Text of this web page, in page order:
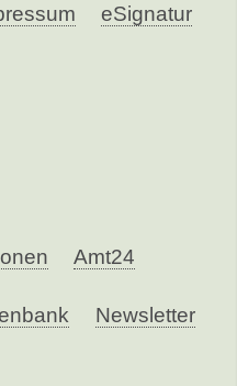
eSignatur
Amt24
Newsletter